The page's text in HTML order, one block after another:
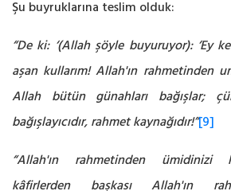
Şu buyruklarına teslim olduk:
“De ki: ‘(Allah şöyle buyuruyor): ‘Ey
aşan kullarım! Allah'ın rahmetinden
Allah bütün günahları bağışlar;
bağışlayıcıdır, rahmet kaynağıdır!”[9]
“Allah'ın rahmetinden ümidinizi
kâfirlerden başkası Allah'ın